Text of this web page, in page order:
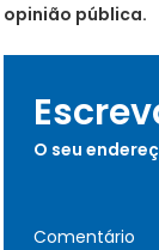
opinião pública.
O seu
Comentário